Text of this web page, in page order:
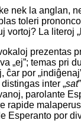
nek la anglan,
toleri
vortoj? La literoj
prezentas
„ej”; temas pri
por
inter „sat
parolante
rapide
Esperanto por